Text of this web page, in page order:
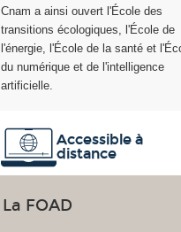
Cnam a ainsi ouvert l'École des
transitions écologiques, l'École de
l'énergie, l'École de la santé et
du numérique et de l'intelligence
artificielle.
Accessible à
distance
La FOAD